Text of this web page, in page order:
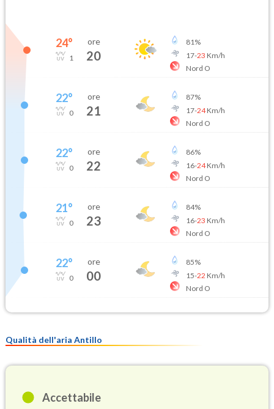
24°
1
ore
20
81%
17-23 Km/h
Nord O
22°
0
ore
21
87%
17-24Km/h
Nord O
22°
0
ore
22
86%
16-24Km/h
Nord O
21°
0
ore
23
84%
16-23 Km/h
Nord O
22°
0
ore
00
85%
15-22 Km/h
Nord O
Qualità dell'aria Antillo
Accettabile